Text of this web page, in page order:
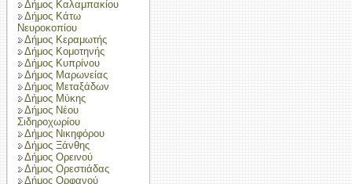
Δήμος Καλαμπακίου
Δήμος Κάτω
Νευροκοπίου
Δήμος Κεραμωτής
Δήμος Κομοτηνής
Δήμος Κυπρίνου
Δήμος Μαρωνείας
Δήμος Μεταξάδων
Δήμος Μύκης
Δήμος Νέου
Σιδηροχωρίου
Δήμος Νικηφόρου
Δήμος Ξάνθης
Δήμος Ορεινού
Δήμος Ορεστιάδας
Δήμος Ορφανού